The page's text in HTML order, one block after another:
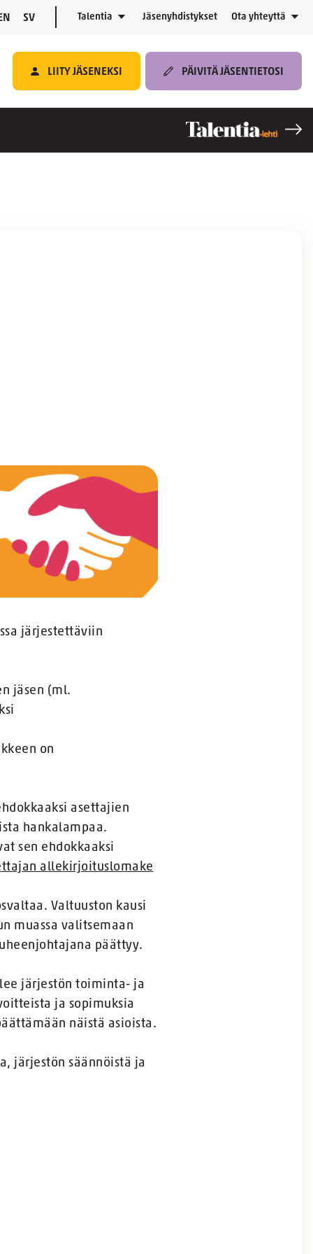
SV Talentia Jäsenyhdistykset Ota yhteyttä
LIITY JÄSENEKSI PÄIVITÄ JÄSENTIETOSI
järjestettäviin
jäsen (ml.
on
asettajien
hankalampaa.
sen ehdokkaaksi
allekirjoituslomake
Valtuuston kausi
muassa valitsemaan
päättyy.
järjestön toiminta- ja
ja sopimuksia
näistä asioista.
järjestön säännöistä ja